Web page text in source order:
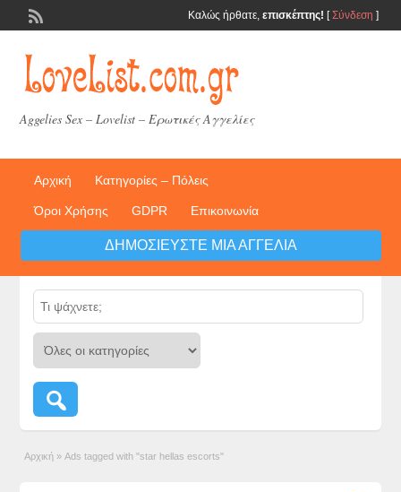
Καλώς ήρθατε, επισκέπτης! [Σύνδεση ]
Aggelies Sex – Lovelist – Ερωτικές Αγγελίες
Αρχική Κατηγορίες – Πόλεις
Όροι Χρήσης GDPR Επικοινωνία
ΔΗΜΟΣΙΕΎΣΤΕ ΜΙΑ ΑΓΓΕΛΊΑ
Αρχική » Ads tagged with "star hellas escorts"